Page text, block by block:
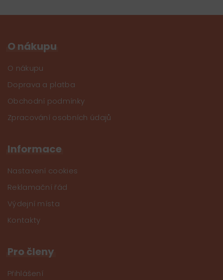
O nákupu
O nákupu
Doprava a platba
Obchodní podmínky
Zpracování osobních údajů
Informace
Nastavení cookies
Reklamační řád
Výdejní místa
Kontakty
Pro členy
Přihlášení